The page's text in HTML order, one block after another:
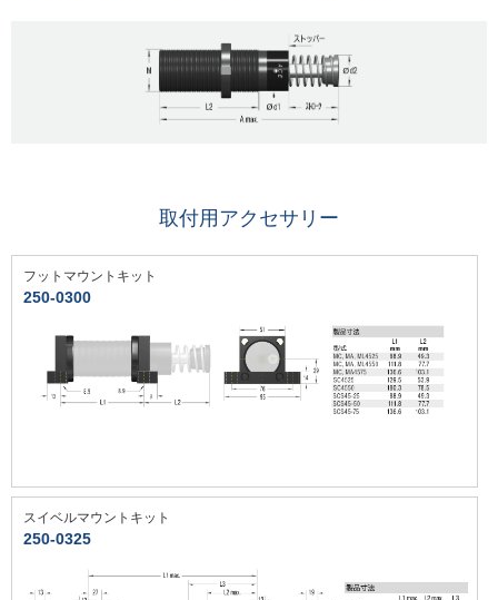
取付用アクセサリー
フットマウントキット
250-0300
スイベルマウントキット
250-0325